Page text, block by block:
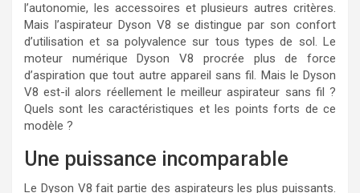
l’autonomie, les accessoires et plusieurs autres critères.
Mais l’aspirateur Dyson V8 se distingue par son confort
d’utilisation et sa polyvalence sur tous types de sol. Le
moteur numérique Dyson V8 procrée plus de force
d’aspiration que tout autre appareil sans fil. Mais le Dyson
V8 est-il alors réellement le meilleur aspirateur sans fil ?
Quels sont les caractéristiques et les points forts de ce
modèle ?
Une puissance incomparable
Le Dyson V8 fait partie des aspirateurs les plus puissants.